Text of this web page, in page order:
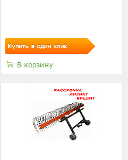
Купить в один клик
В корзину